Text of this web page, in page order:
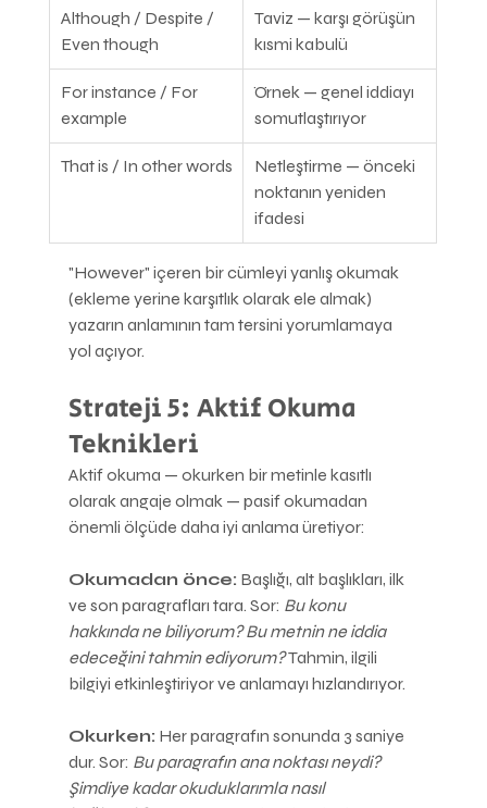
Although / Despite /
Even though
Taviz — karşı görüşün
kısmi kabulü
For instance / For
example
Örnek — genel iddiayı
somutlaştırıyor
That is / In other words
Netleştirme — önceki
noktanın yeniden
ifadesi
"However" içeren bir cümleyi yanlış okumak
(ekleme yerine karşıtlık olarak ele almak)
yazarın anlamının tam tersini yorumlamaya
yol açıyor.
Strateji 5: Aktif Okuma
Teknikleri
Aktif okuma — okurken bir metinle kasıtlı
olarak angaje olmak — pasif okumadan
önemli ölçüde daha iyi anlama üretiyor:
Okumadan önce: Başlığı, alt başlıkları, ilk
ve son paragrafları tara. Sor: Bu konu
hakkında ne biliyorum? Bu metnin ne iddia
edeceğini tahmin ediyorum? Tahmin, ilgili
bilgiyi etkinleştiriyor ve anlamayı hızlandırıyor.
Okurken: Her paragrafın sonunda 3 saniye
dur. Sor: Bu paragrafın ana noktası neydi?
Şimdiye kadar okuduklarımla nasıl